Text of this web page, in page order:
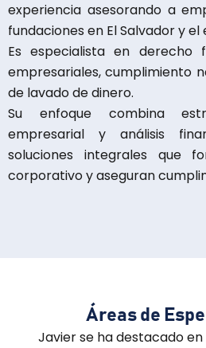
experiencia asesorando a
fundaciones en El Salvador y el
Es especialista en derecho
empresariales, cumplimiento
de lavado de dinero.
Su enfoque combina
empresarial y análisis
soluciones integrales que
corporativo y aseguran
Áreas de
Javier se ha destacado